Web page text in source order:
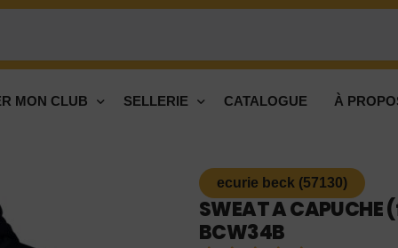
MON CLUB SELLERIE CATALOGUE À
ecurie beck (57130)
SWEAT A
BCW34B